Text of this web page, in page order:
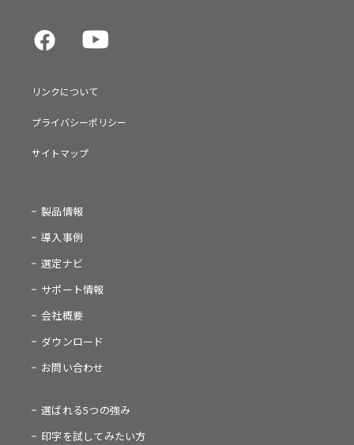
リンクについて
プライバシーポリシー
サイトマップ
製品情報
導入事例
選定ナビ
サポート情報
会社概要
ダウンロード
お問い合わせ
選ばれる5つの強み
印字を試してみたい方